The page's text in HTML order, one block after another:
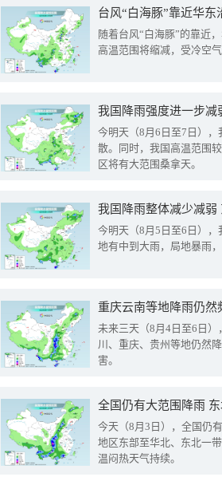
台风“白海豚”靠近华
随着台风“白海豚”的靠近
高温范围将缩减，受冷空
今明天（8月6日至7日）
散。同时，我国高温范围
区将有大范围桑拿天。
我国降雨整体减少减弱
今明天（8月5日至6日）
地有中到大雨，局地暴雨
重庆云南等地降雨仍然
未来三天（8月4日至6日
川、重庆、贵州等地仍然
害。
全国仍有大范围降雨
今天（8月3日），全国仍
地区东部至华北、东北一
温闷热天气持续。